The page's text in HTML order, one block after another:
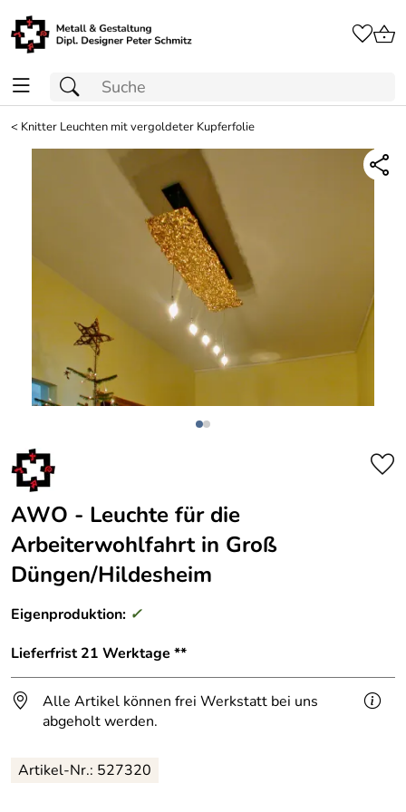
< Knitter Leuchten mit vergoldeter Kupferfolie
AWO - Leuchte für die
Arbeiterwohlfahrt in Groß
Düngen/Hildesheim
Eigenproduktion: ✓
Lieferfrist 21 Werktage **
Alle Artikel können frei Werkstatt bei uns
abgeholt werden.
Artikel-Nr.: 527320